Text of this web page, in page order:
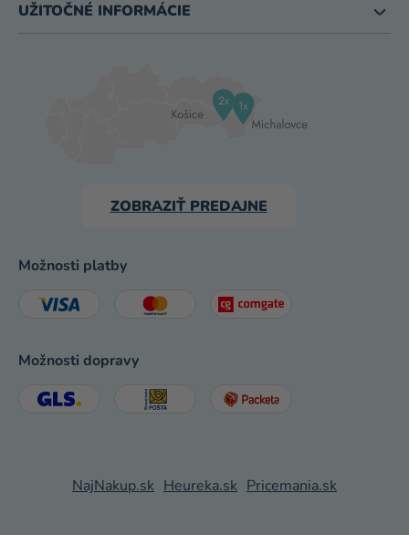
UŽITOČNÉ INFORMÁCIE
ZOBRAZIŤ PREDAJNE
Možnosti platby
Možnosti dopravy
NajNakup.sk Heureka.sk Pricemania.sk